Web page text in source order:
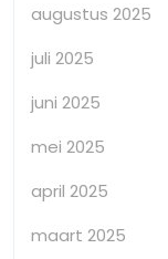
augustus 2025
juli 2025
juni 2025
mei 2025
april 2025
maart 2025